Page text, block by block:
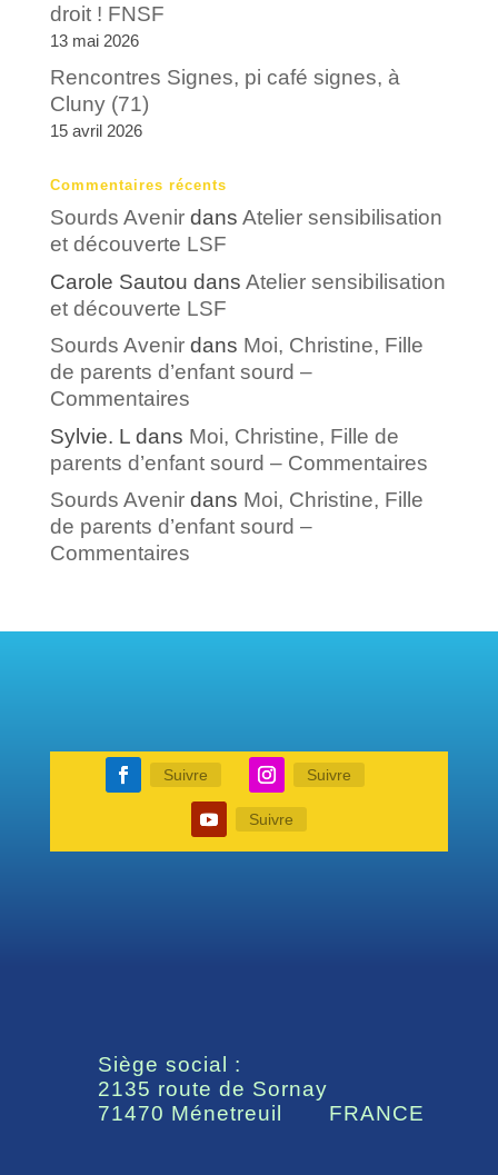
droit ! FNSF
13 mai 2026
Rencontres Signes, pi café signes, à
Cluny (71)
15 avril 2026
Commentaires récents
Sourds Avenirdans Atelier sensibilisation
et découverte LSF
Carole Sautou dans Atelier sensibilisation
et découverte LSF
Sourds Avenirdans Moi, Christine, Fille
de parents d’enfant sourd –
Commentaires
Sylvie. Ldans Moi, Christine, Fille de
parents d’enfant sourd – Commentaires
Sourds Avenirdans Moi, Christine, Fille
de parents d’enfant sourd –
Commentaires
Suivre Suivre
Suivre
Siège social :
2135 route de Sornay
71470 Ménetreuil FRANCE